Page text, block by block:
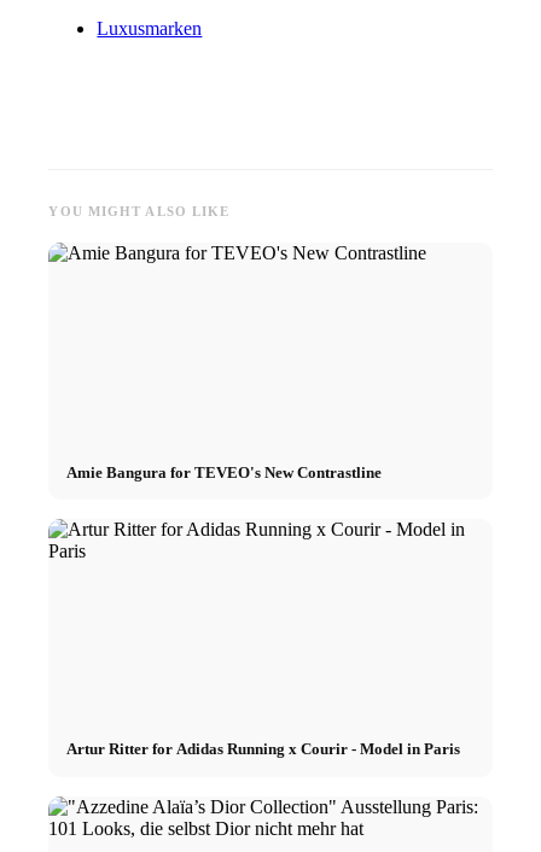
Luxusmarken
YOU MIGHT ALSO LIKE
Amie Bangura for TEVEO's New Contrastline
Artur Ritter for Adidas Running x Courir - Model in Paris